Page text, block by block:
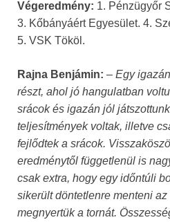
Végeredmény: 1. Pénzügyőr
3. Kőbányáért Egyesület. 4.
5. VSK Tököl.
Rajna Benjámin: – Egy
részt, ahol jó hangulatban
srácok és igazán jól
teljesítmények voltak, illetve
fejlődtek a srácok.
eredménytől függetlenül is
csak extra, hogy egy időntúli
sikerült döntetlenre menteni
megnyertük a tornát.